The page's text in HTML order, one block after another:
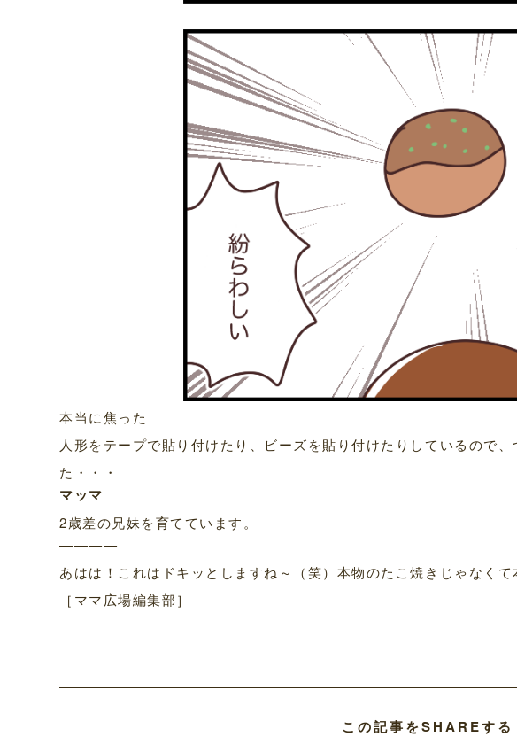
本当に焦った
人形をテープで貼り付けたり、ビーズを貼り付けたりしているので
た・・・
マッマ
2歳差の兄妹を育てています。
————
あはは！これはドキッとしますね～（笑）本物のたこ焼きじゃなくて
［ママ広場編集部］
この記事をSHAREする